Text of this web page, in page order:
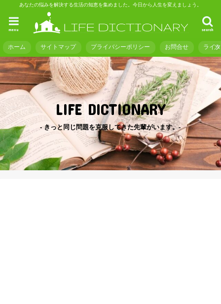
あなたの悩みを解決する生活の知恵を集めました。今日から人生を変えましょう。
search
menu
ホーム サイトマップ プライバシーポリシー お問合せ ライ
LIFE DICTIONARY
- きっと同じ問題を克服してきた先輩がいます。-